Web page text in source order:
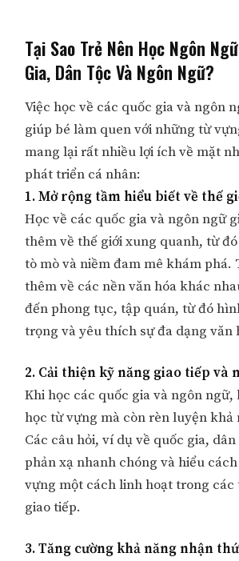
Tại Sao Trẻ Nên Học Ngôn
Gia, Dân Tộc Và Ngôn Ngữ?
Việc học về các quốc gia và ngôn
giúp bé làm quen với những từ
mang lại rất nhiều lợi ích về mặt
phát triển cá nhân:
1. Mở rộng tầm hiểu biết về thế
Học về các quốc gia và ngôn ngữ
thêm về thế giới xung quanh, từ
tò mò và niềm đam mê khám phá.
thêm về các nền văn hóa khác
đến phong tục, tập quán, từ đó
trọng và yêu thích sự đa dạng văn
2. Cải thiện kỹ năng giao tiếp và
Khi học các quốc gia và ngôn
học từ vựng mà còn rèn luyện khả
Các câu hỏi, ví dụ về quốc gia,
phản xạ nhanh chóng và hiểu
vựng một cách linh hoạt trong các
giao tiếp.
3. Tăng cường khả năng nhận